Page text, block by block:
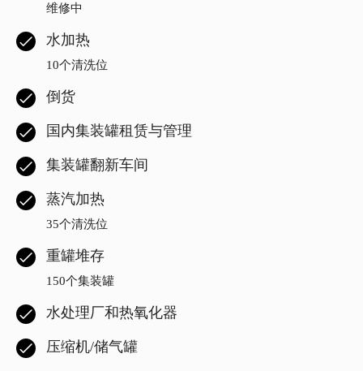
维修中
水加热
10个清洗位
倒货
国内集装罐租赁与管理
集装罐翻新车间
蒸汽加热
35个清洗位
重罐堆存
150个集装罐
水处理厂和热氧化器
压缩机/储气罐